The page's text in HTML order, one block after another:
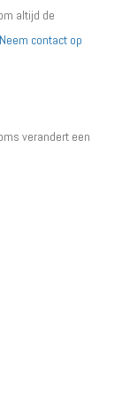
altijd de
Neem contact op
verandert een